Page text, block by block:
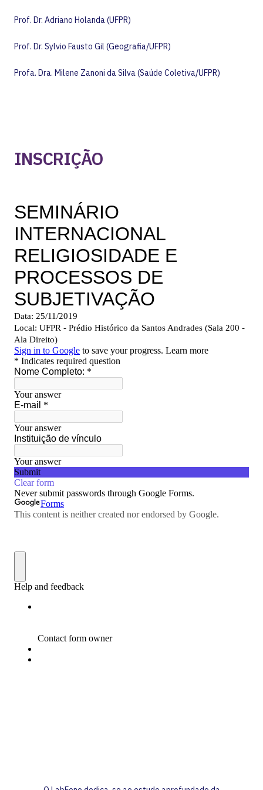
Prof. Dr. Adriano Holanda (UFPR)
Prof. Dr. Sylvio Fausto Gil (Geografia/UFPR)
Profa. Dra. Milene Zanoni da Silva (Saúde Coletiva/UFPR)
INSCRIÇÃO